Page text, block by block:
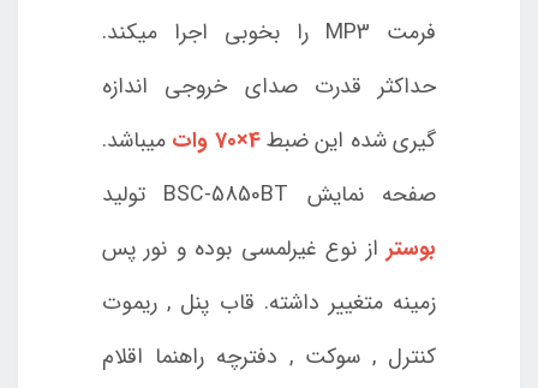
فرمت MP3 را بخوبی اجرا میکند.
حداکثر قدرت صدای خروجی اندازه
گیری شده این ضبط4×70 وات
میباشد.
صفحه نمایش BSC-5850BT تولید
بوستر از نوع غیرلمسی بوده و نور پس
زمینه متغییر داشته. قاب پنل , ریموت
کنترل , سوکت , دفترچه راهنما اقلام